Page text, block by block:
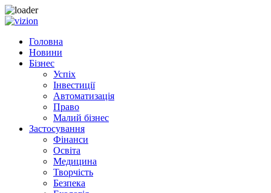
Skip
contentГоловна
Новини
Бізнес
Успіх
Інвестиції
Автоматизація
Право
Малий бізнес
Застосування
Фінанси
Освіта
Медицина
Творчість
Безпека